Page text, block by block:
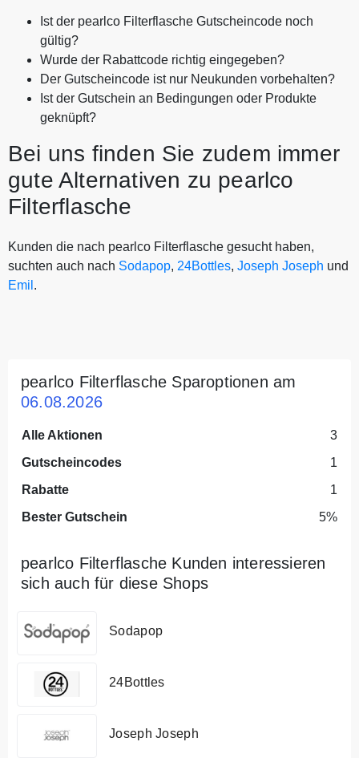
Ist der pearlco Filterflasche Gutscheincode noch
gültig?
Wurde der Rabattcode richtig eingegeben?
Der Gutscheincode ist nur Neukunden vorbehalten?
Ist der Gutschein an Bedingungen oder Produkte
geknüpft?
Bei uns finden Sie zudem immer
gute Alternativen zu pearlco
Filterflasche
Kunden die nach pearlco Filterflasche gesucht haben,
suchten auch nach Sodapop, 24Bottles, Joseph Joseph und
Emil .
pearlco Filterflasche Sparoptionen am
06.08.2026
Alle Aktionen
3
Gutscheincodes
1
Rabatte
1
Bester Gutschein
5%
pearlco Filterflasche Kunden interessieren
sich auch für diese Shops
Sodapop
24Bottles
Joseph Joseph